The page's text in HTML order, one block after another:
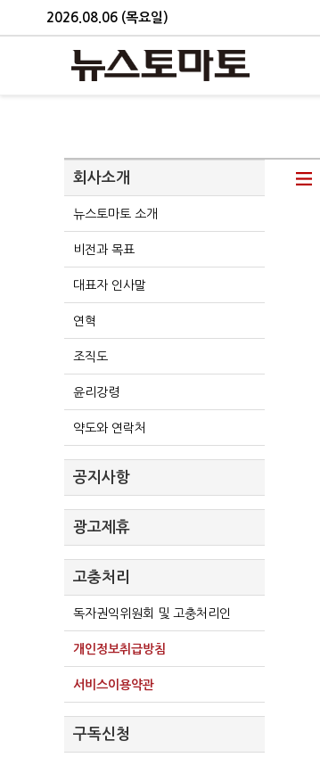
2026.08.06 (목요일)
회사소개
뉴스토마토 소개
비전과 목표
대표자 인사말
연혁
조직도
윤리강령
약도와 연락처
공지사항
광고제휴
고충처리
독자권익위원회 및 고충처리인
개인정보취급방침
서비스이용약관
구독신청